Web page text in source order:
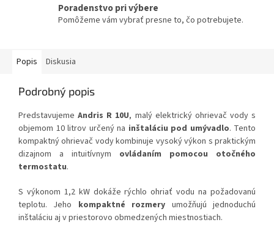
Poradenstvo pri výbere
Pomôžeme vám vybrať presne to, čo potrebujete.
Popis Diskusia
Podrobný popis
PredstavujemeAndris R 10U, malý elektrický ohrievač vody s
objemom 10 litrov určený na inštaláciu pod umývadlo. Tento
kompaktný ohrievač vody kombinuje vysoký výkon s praktickým
dizajnom a intuitívnym ovládaním pomocou otočného
termostatu.
S výkonom 1,2 kW dokáže rýchlo ohriať vodu na požadovanú
teplotu. Jeho kompaktné rozmery umožňujú jednoduchú
inštaláciu aj v priestorovo obmedzených miestnostiach.